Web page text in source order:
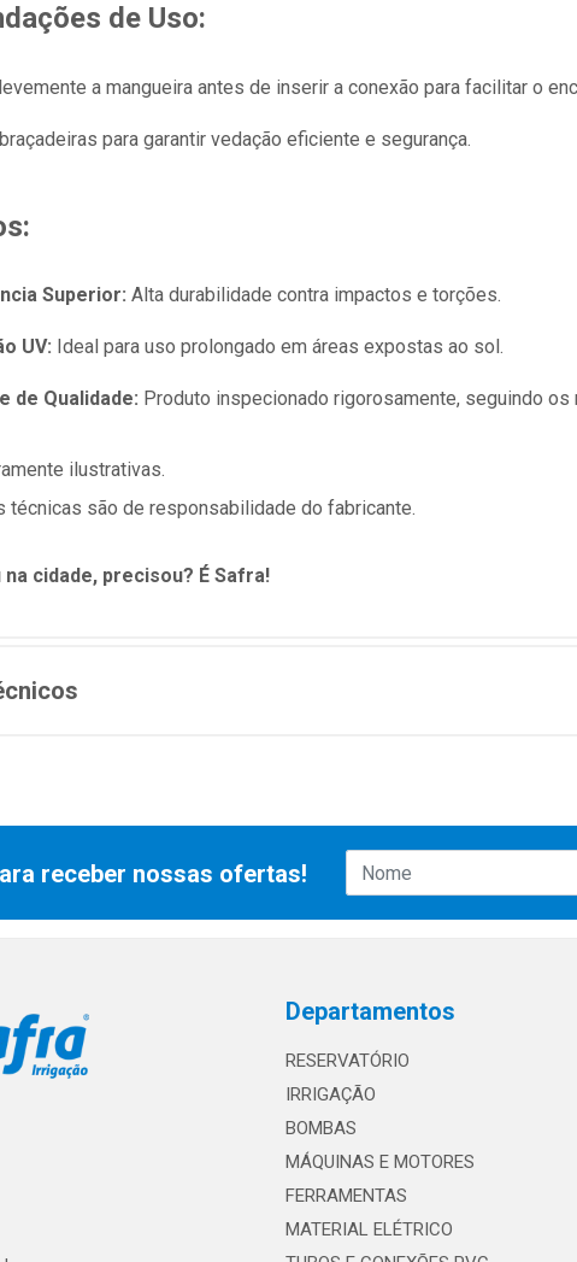
de Uso:
a mangueira antes de inserir a conexão para facilitar o
para garantir vedação eficiente e segurança.
Superior: Alta durabilidade contra impactos e torções.
UV: Ideal para uso prolongado em áreas expostas ao sol.
de Qualidade: Produto inspecionado rigorosamente, seguindo
ilustrativas.
técnicas são de responsabilidade do fabricante.
na cidade, precisou? É Safra!
receber nossas ofertas!
Departamentos
RESERVATÓRIO
IRRIGAÇÃO
BOMBAS
MÁQUINAS E MOTORES
FERRAMENTAS
MATERIAL ELÉTRICO